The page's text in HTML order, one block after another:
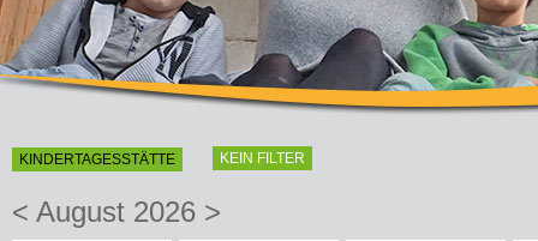
KINDERTAGESSTÄTTE KEIN FILTER
< August 2026 >